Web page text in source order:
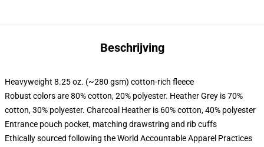
Beschrijving
Heavyweight 8.25 oz. (~280 gsm) cotton-rich fleece
Robust colors are 80% cotton, 20% polyester. Heather Grey is 70%
cotton, 30% polyester. Charcoal Heather is 60% cotton, 40% polyester
Entrance pouch pocket, matching drawstring and rib cuffs
Ethically sourced following the World Accountable Apparel Practices